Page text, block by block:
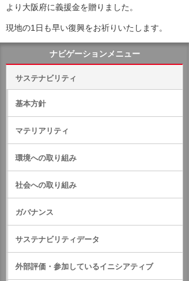
より大阪府に義援金を贈りました。
現地の1日も早い復興をお祈りいたします。
ナビゲーションメニュー
サステナビリティ
基本方針
マテリアリティ
環境への取り組み
社会への取り組み
ガバナンス
サステナビリティデータ
外部評価・参加しているイニシアティブ